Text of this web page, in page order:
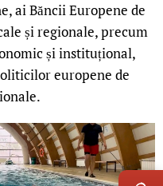
ai Băncii Europene de
și regionale, precum
și instituțional,
europene de